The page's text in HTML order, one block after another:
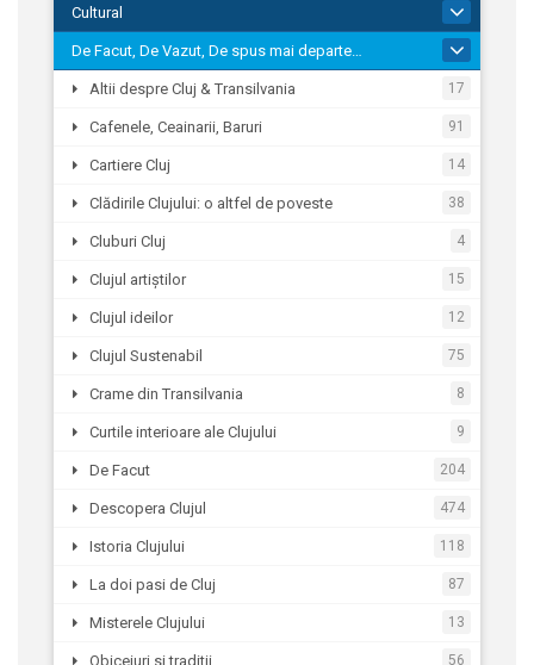
Cultural
De Facut, De Vazut, De spus mai departe…
1.318
Altii despre Cluj & Transilvania 17
Cafenele, Ceainarii, Baruri 91
Cartiere Cluj 14
Clădirile Clujului: o altfel de poveste 38
Cluburi Cluj 4
Clujul artiștilor 15
Clujul ideilor 12
Clujul Sustenabil 75
Crame din Transilvania 8
Curtile interioare ale Clujului 9
De Facut 204
Descopera Clujul 474
Istoria Clujului 118
La doi pasi de Cluj 87
Misterele Clujului 13
Obiceiuri si traditii 56